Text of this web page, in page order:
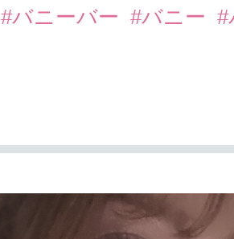
#バニーバー #バニー #